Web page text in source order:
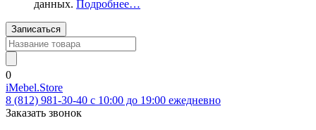
данных. Подробнее…
Записаться
0
iMebel.Store
8 (812) 981-30-40 c 10:00 до 19:00 ежедневно
Заказать звонок